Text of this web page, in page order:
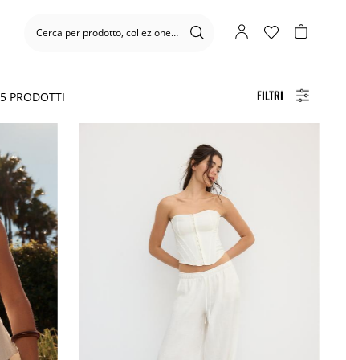
FILTRI
5 PRODOTTI